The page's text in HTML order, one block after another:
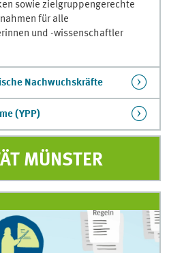
sowie zielgruppengerechte
für alle
und -wissenschaftler
Nachwuchskräfte
(YPP)
MÜNSTER